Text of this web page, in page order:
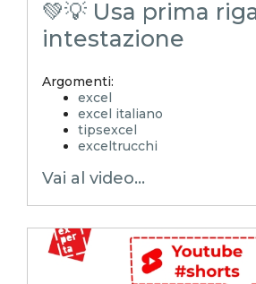
💚💡 Usa prima
intestazione
Argomenti:
excel
excel italiano
tipsexcel
exceltrucchi
Xcamp
superexcel
exceltips
microsoft excel
excel_learning
excel_master
Vai al video...